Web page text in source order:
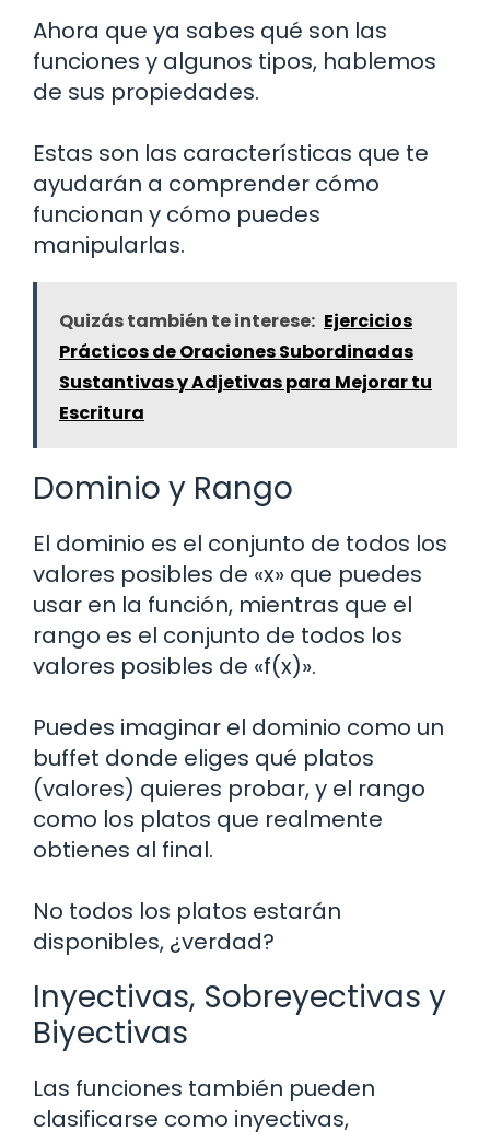
Ahora que ya sabes qué son las
funciones y algunos tipos, hablemos
de sus propiedades.
Estas son las características que te
ayudarán a comprender cómo
funcionan y cómo puedes
manipularlas.
Quizás también te interese: Ejercicios
Prácticos de Oraciones Subordinadas
Sustantivas y Adjetivas para Mejorar tu
Escritura
Dominio y Rango
El dominio es el conjunto de todos los
valores posibles de «x» que puedes
usar en la función, mientras que el
rango es el conjunto de todos los
valores posibles de «f(x)».
Puedes imaginar el dominio como un
buffet donde eliges qué platos
(valores) quieres probar, y el rango
como los platos que realmente
obtienes al final.
No todos los platos estarán
disponibles, ¿verdad?
Inyectivas, Sobreyectivas y
Biyectivas
Las funciones también pueden
clasificarse como inyectivas,